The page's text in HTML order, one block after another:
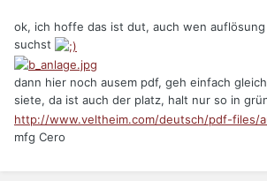
ok, ich hoffe das ist dut, auch wen
suchst
dann hier noch ausem pdf, geh einfach
siete, da ist auch der platz, halt nur so in
http://www.veltheim.com/deutsch/pdf-files/
mfg Cero